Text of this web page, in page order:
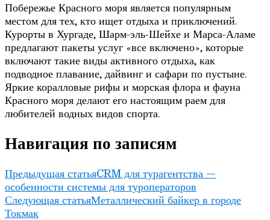
Побережье Красного моря является популярным
местом для тех, кто ищет отдыха и приключений.
Курорты в Хургаде, Шарм-эль-Шейхе и Марса-Аламе
предлагают пакеты услуг «все включено», которые
включают такие виды активного отдыха, как
подводное плавание, дайвинг и сафари по пустыне.
Яркие коралловые рифы и морская флора и фауна
Красного моря делают его настоящим раем для
любителей водных видов спорта.
Навигация по записям
Предыдущая статьяCRM для турагентства —
особенности системы для туроператоров
Следующая статьяМеталлический байкер в городе
Токмак